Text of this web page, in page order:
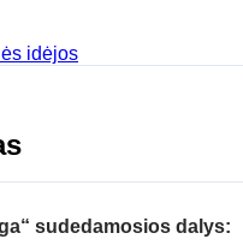
idėjos
sudedamosios dalys: